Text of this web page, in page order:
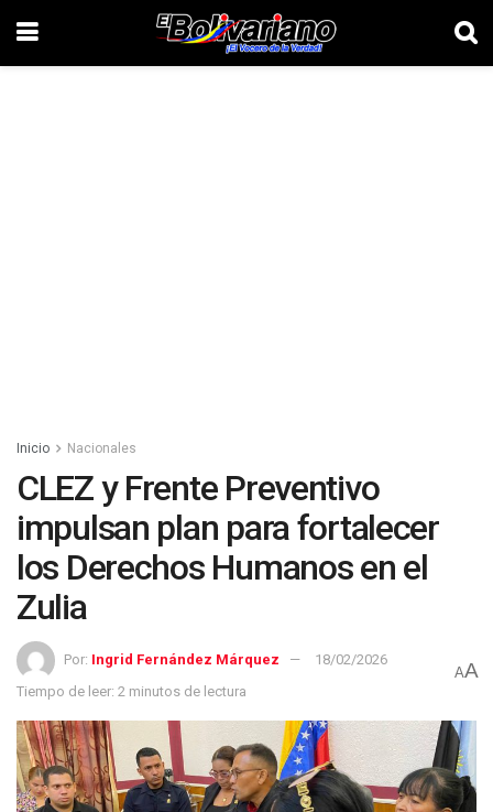
Inicio Nacionales
CLEZ y Frente Preventivo
impulsan plan para fortalecer
los Derechos Humanos en el
Zulia
Por: Ingrid Fernández Márquez
18/02/2026
Tiempo de leer: 2 minutos de lectura
AA